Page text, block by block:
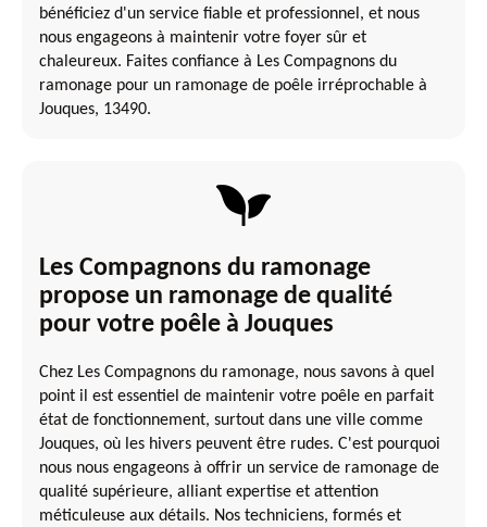
bénéficiez d'un service fiable et professionnel, et nous
nous engageons à maintenir votre foyer sûr et
chaleureux. Faites confiance à Les Compagnons du
ramonage pour un ramonage de poêle irréprochable à
Jouques, 13490.
Les Compagnons du ramonage
propose un ramonage de qualité
pour votre poêle à Jouques
Chez Les Compagnons du ramonage, nous savons à quel
point il est essentiel de maintenir votre poêle en parfait
état de fonctionnement, surtout dans une ville comme
Jouques, où les hivers peuvent être rudes. C'est pourquoi
nous nous engageons à offrir un service de ramonage de
qualité supérieure, alliant expertise et attention
méticuleuse aux détails. Nos techniciens, formés et